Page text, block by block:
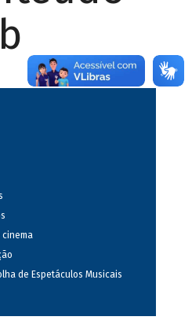
cinema
de Espetáculos Musicais